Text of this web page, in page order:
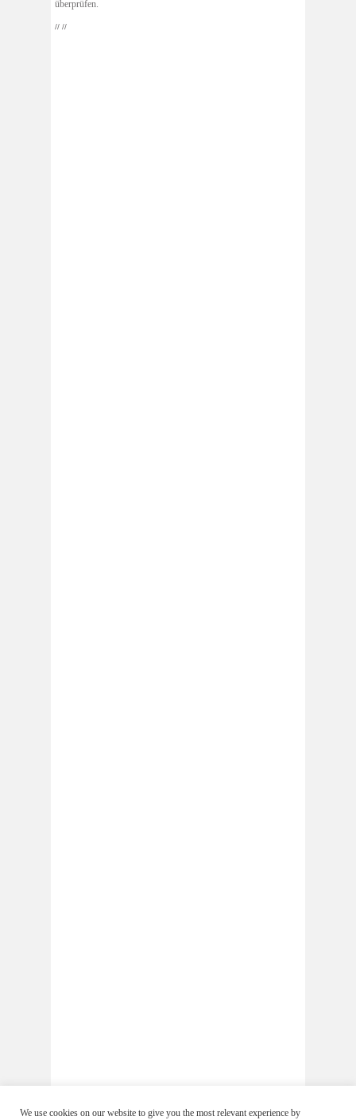
We use cookies on our website to give you the most relevant experience by